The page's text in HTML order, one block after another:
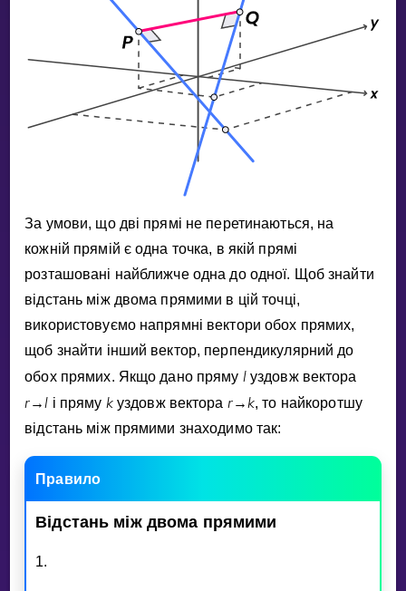
Invite a Friend
Select curriculum
За умови, що двi прямi не перетинаються, на
кожнiй прямiй є одна точка, в якiй прямi
розташованi найближче одна до одної. Щоб знайти
вiдстань мiж двома прямими в цiй точцi,
використовуємо напрямнi вектори обох прямих,
щоб знайти iнший вектор, перпендикулярний до
обох прямих. Якщо дано пряму lуздовж вектора
r→ l i пряму kуздовж вектора r→k, то найкоротшу
вiдстань мiж прямими знаходимо так:
Правило
Вiдстань мiж двома прямими
1.